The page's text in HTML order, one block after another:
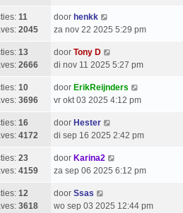
11
2045
door henkk
za nov 22 2025 5:29 pm
13
2666
door Tony D
di nov 11 2025 5:27 pm
10
3696
door ErikReijnders
vr okt 03 2025 4:12 pm
16
4172
door Hester
di sep 16 2025 2:42 pm
23
4159
door Karina2
za sep 06 2025 6:12 pm
12
3618
door Ssas
wo sep 03 2025 12:44 pm